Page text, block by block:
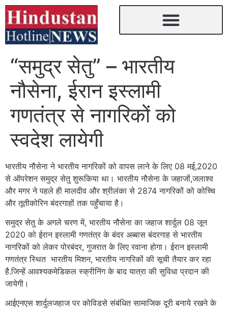
“समुद्र सेतु” – भारतीय
नौसेना, ईरान इस्लामी
गणतंत्र से नागरिकों को
स्वदेश लायेगी
भारतीय नौसेना ने भारतीय नागरिकों को वापस लाने के लिए 08 मई,2020
से ऑपरेशन समुद्र सेतु शुरूकिया था। भारतीय नौसेना के जहाजों,जलाश्व
और मगर ने पहले ही मालदीव और श्रीलंका से 2874 नागरिकों को कोच्चि
और तूतीकोरिन बंदरगाहों तक पहुँचाया है।
समुद्र सेतु के अगले चरण में, भारतीय नौसेना का जहाज शार्दुल 08 जून
2020 को ईरान इस्लामी गणतंत्र के बंदर अब्बास बंदरगाह से भारतीय
नागरिकों को लेकर पोरबंदर, गुजरात के लिए रवाना होगा। ईरान इस्लामी
गणतंत्र स्थित भारतीय मिशन, भारतीय नागरिकों की सूची तैयार कर रहा
है.जिन्हें आवश्यकमेडिकल स्क्रीनिंग के बाद यात्रा की सुविधा प्रदान की
जायेगी।
आईएनएस शार्दुलजहाज पर कोविडसे संबंधित सामाजिक दूरी बनाये रखने के